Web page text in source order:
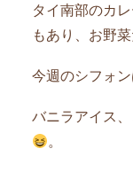
タイ南部のカ
もあり、お野
今週のシフォン
バニラアイス
。